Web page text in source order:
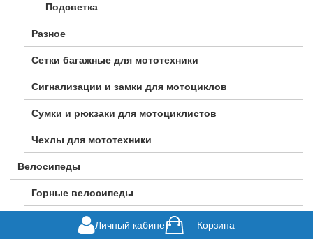
Подсветка
Разное
Сетки багажные для мототехники
Сигнализации и замки для мотоциклов
Сумки и рюкзаки для мотоциклистов
Чехлы для мототехники
Велосипеды
Горные велосипеды
Городские велосипеды
Личный кабинет Корзина